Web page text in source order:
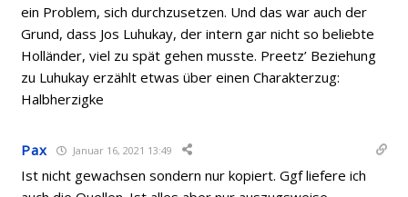
ein Problem, sich durchzusetzen. Und das war auch der
Grund, dass Jos Luhukay, der intern gar nicht so beliebte
Holländer, viel zu spät gehen musste. Preetz’ Beziehung
zu Luhukay erzählt etwas über einen Charakterzug:
Halbherzigke
Pax Januar 16, 2021 13:49
Ist nicht gewachsen sondern nur kopiert. Ggf liefere ich